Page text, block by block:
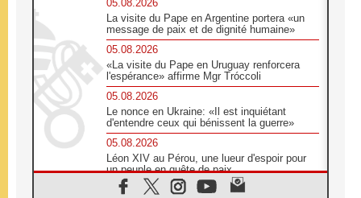
05.08.2026
La visite du Pape en Argentine portera «un
message de paix et de dignité humaine»
05.08.2026
«La visite du Pape en Uruguay renforcera
l'espérance» affirme Mgr Tróccoli
05.08.2026
Le nonce en Ukraine: «Il est inquiétant
d'entendre ceux qui bénissent la guerre»
05.08.2026
Léon XIV au Pérou, une lueur d'espoir pour
un peuple en quête de paix
05.08.2026